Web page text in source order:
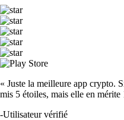
« Juste la meilleure app crypto.
mis 5 étoiles, mais elle en mérite
-Utilisateur vérifié